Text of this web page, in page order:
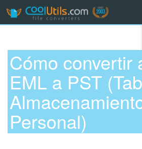
Cómo convertir
EML a PST
Personal)